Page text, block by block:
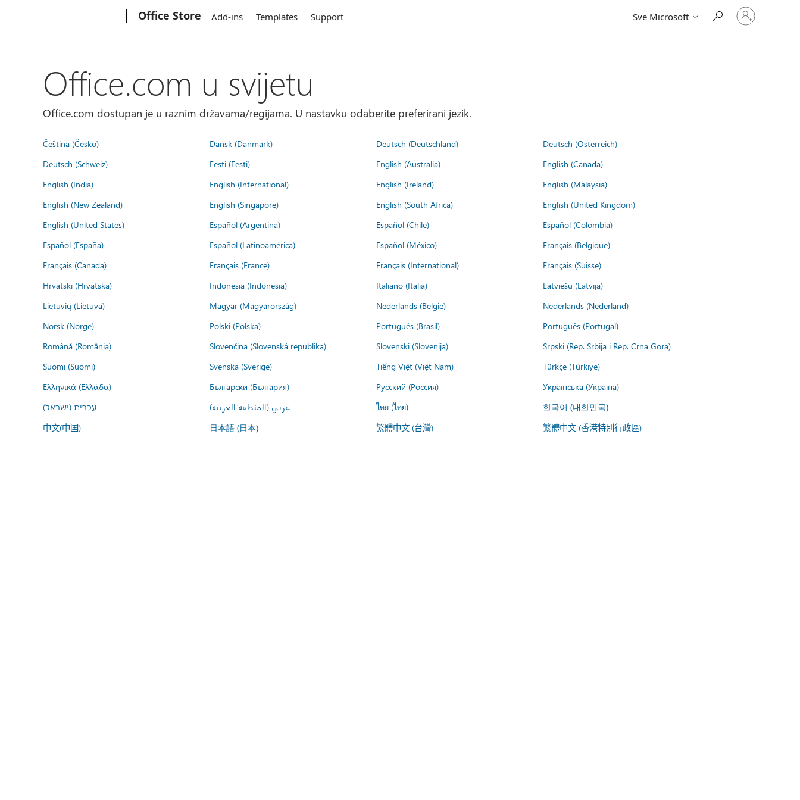
Office Store Add-ins Templates Support Sve Microsoft
Prijavite
se
Office.com u svijetu
Office.com dostupan je u raznim državama/regijama. U nastavku odaberite preferirani jezik.
Čeština (Česko) Dansk (Danmark) Deutsch (Deutschland)
Deutsch (Österreich)
Deutsch (Schweiz)
Eesti (Eesti) English (Australia)
English (Canada)
English (India)
English (International) English (Ireland)
English (Malaysia)
English (New Zealand)
English (Singapore) English (South Africa)
English (United Kingdom)
English (United States)
Español (Argentina) Español (Chile)
Español (Colombia)
Español (España)
Español (Latinoamérica) Español (México)
Français (Belgique)
Français (Canada)
Français (France) Français (International)
Français (Suisse)
Hrvatski (Hrvatska)
Indonesia (Indonesia) Italiano (Italia)
Latviešu (Latvija)
Lietuvių (Lietuva)
Magyar (Magyarország) Nederlands (België)
Nederlands (Nederland)
Norsk (Norge)
Polski (Polska) Português (Brasil)
Português (Portugal)
Română (România)
Slovenčina (Slovenská republika) Slovenski (Slovenija)
Srpski (Rep. Srbija i Rep. Crna Gora)
Suomi (Suomi)
Svenska (Sverige) Tiếng Việt (Việt Nam)
Türkçe (Türkiye)
Ελληνικά (Ελλάδα)
Български (България) Русский (Россия)
Українська (Україна)
עברית (ישראל)
عربي (المنطقة العربية) ไทย (ไทย) 한국어 (대한민국)
中文(中国) 日本語 (日本) 繁體中文 (台灣) 繁體中文 (香港特別行政區)